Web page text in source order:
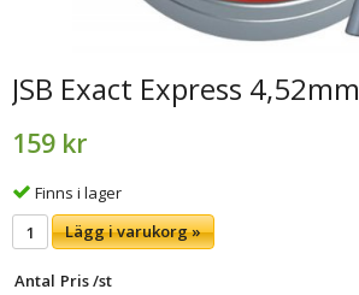
JSB Exact Express 4,52mm
159 kr
Finns i lager
Lägg i varukorg »
Antal Pris /st